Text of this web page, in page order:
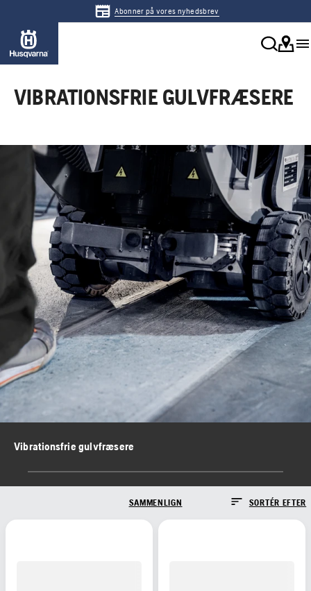
Abonner på vores nyhedsbrev
VIBRATIONSFRIE GULVFRÆSERE
Vibrationsfrie gulvfræsere
SAMMENLIGN SORTÉR EFTER